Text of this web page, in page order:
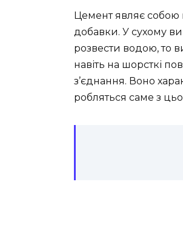
Цемент являє собою
добавки. У сухому
розвести водою, то
навіть на шорсткі
з’єднання. Воно
робляться саме з